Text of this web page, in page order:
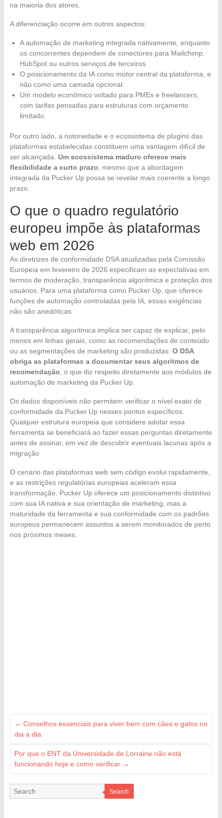
na maioria dos atores.
A diferenciação ocorre em outros aspectos:
A automação de marketing integrada nativamente, enquanto
os concorrentes dependem de conectores para Mailchimp,
HubSpot ou outros serviços de terceiros.
O posicionamento da IA como motor central da plataforma, e
não como uma camada opcional.
Um modelo econômico voltado para PMEs e freelancers,
com tarifas pensadas para estruturas com orçamento
limitado.
Por outro lado, a notoriedade e o ecossistema de plugins das
plataformas estabelecidas constituem uma vantagem difícil de
ser alcançada. Um ecossistema maduro oferece mais
flexibilidade a curto prazo , mesmo que a abordagem
integrada da Pucker Up possa se revelar mais coerente a longo
prazo.
O que o quadro regulatório
europeu impõe às plataformas
web em 2026
As diretrizes de conformidade DSA atualizadas pela Comissão
Europeia em fevereiro de 2026 especificam as expectativas em
termos de moderação, transparência algorítmica e proteção dos
usuários. Para uma plataforma como Pucker Up, que oferece
funções de automação controladas pela IA, essas exigências
não são anedóticas.
A transparência algorítmica implica ser capaz de explicar, pelo
menos em linhas gerais, como as recomendações de conteúdo
ou as segmentações de marketing são produzidas. O DSA
obriga as plataformas a documentar seus algoritmos de
recomendação , o que diz respeito diretamente aos módulos de
automação de marketing da Pucker Up.
Os dados disponíveis não permitem verificar o nível exato de
conformidade da Pucker Up nesses pontos específicos.
Qualquer estrutura europeia que considere adotar essa
ferramenta se beneficiará ao fazer essas perguntas diretamente
antes de assinar, em vez de descobrir eventuais lacunas após a
migração.
O cenário das plataformas web sem código evolui rapidamente,
e as restrições regulatórias europeias aceleram essa
transformação. Pucker Up oferece um posicionamento distintivo
com sua IA nativa e sua orientação de marketing, mas a
maturidade da ferramenta e sua conformidade com os padrões
europeus permanecem assuntos a serem monitorados de perto
nos próximos meses.
← Conselhos essenciais para viver bem com cães e gatos no
dia a dia
Por que o ENT da Universidade de Lorraine não está
funcionando hoje e como verificar →
Search